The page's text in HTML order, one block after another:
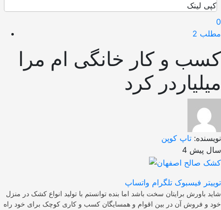
کپی لینک
0
مطلب 2
کسب و کار خانگی ام مرا
میلیاردر کرد
نویسنده: تاپ کوپن
4 سال پیش
توییتر فیسبوک تلگرام واتساپ
شاید باورش برایتان سخت باشد اما بنده توانستم با تولید انواع کشک در منزل
خود و فروش آن در بین اقوام و همسایگان کسب و کاری کوچک برای خود راه